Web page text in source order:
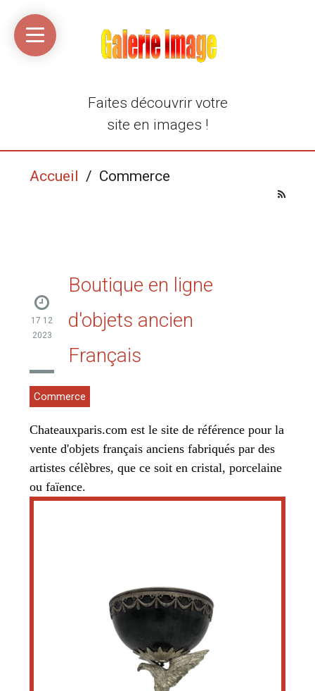
Accueil
Média
libre
Linkinaz
Katomi
compte
Twitter
@Ortegeek
compte
Flickr
Faites découvrir votre
site en images !
Accueil / Commerce
17 12
2023
Boutique en ligne
d'objets ancien
Français
Commerce
Chateauxparis.com est le site de référence pour la
vente d'objets français anciens fabriqués par des
artistes célèbres, que ce soit en cristal, porcelaine
ou faïence.